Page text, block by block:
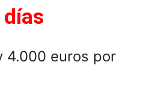
4.000 euros por